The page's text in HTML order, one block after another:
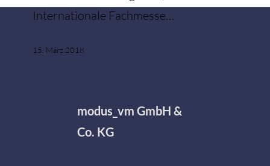
Internationale Fachmesse…
15. März 2018
modus_vm GmbH &
Co. KG